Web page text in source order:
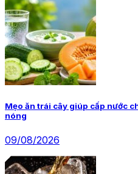
Mẹo ăn trái cây giúp cấp nước
nóng
09/08/2026